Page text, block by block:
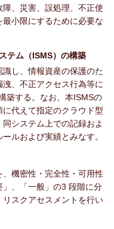
、災害、誤処理、不正使
小限にするために必要な
テム（ISMS）の構築
し、情報資産の保護のた
、不正アクセス行為等に
築する。なお、本ISMSの
代えて指定のクラウド型
システム上での記録およ
ルおよび実績とみなす。
機密性・完全性・可用性
、「一般」の3 段階に分
スクアセスメントを行い